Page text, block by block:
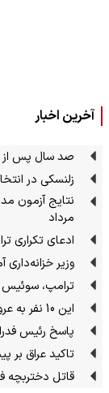
آخرین اخبار
صد سال پس از
زلنسکی در
مرداد
ادعای تکراری
وزیر
ترامپ، سوئیس
این 10 نفر به عروسی رونالدو دعوت نمی‌شوند!
پاسخ رئیس
تاکید عراق
قاتل